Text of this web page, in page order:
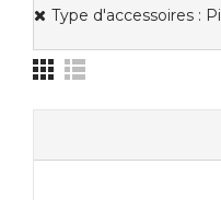
Type d'accessoires :